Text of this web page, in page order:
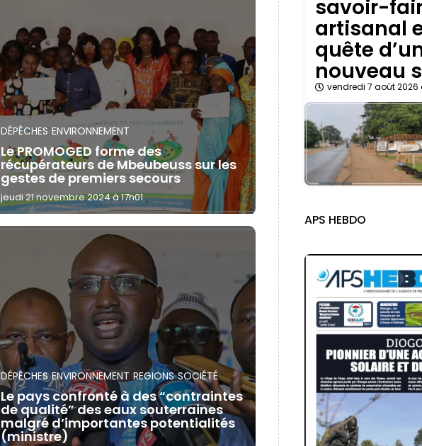
DÉPÊCHES ENVIRONNEMENT
Le PROMOGED forme des
récupérateurs de Mbeubeuss sur les
gestes de premiers secours
jeudi 21 novembre 2024 à 17h01
DÉPÊCHES ENVIRONNEMENT REGIONS SOCIÉTÉ
Le pays confronté à des “contraintes
de qualité” des eaux souterraines
malgré d’importantes potentialités
(ministre)
savoir-
artisanal
quête
nouveau
vendredi 7 août 2026
APS HEBDO